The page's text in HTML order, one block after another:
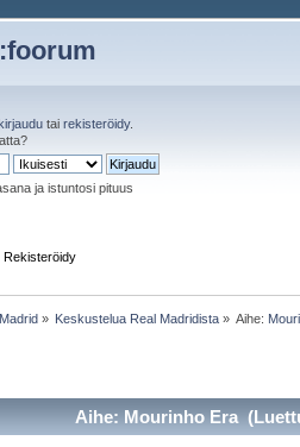
tairekisteröidy.
ja istuntosi pituus
Rekisteröidy
» Keskustelua Real Madridista » Aihe:
Aihe: Mourinho Era